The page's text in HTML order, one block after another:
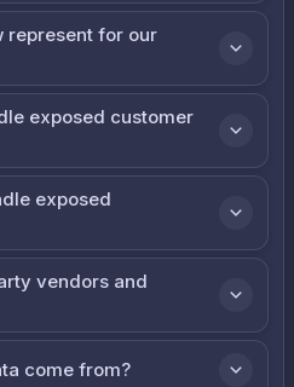
represent for our
exposed customer
exposed
vendors and
come from?